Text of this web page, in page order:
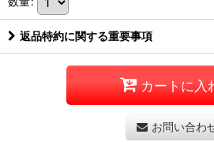
返品特約に関する重要事項
カートに入
お問い合わ